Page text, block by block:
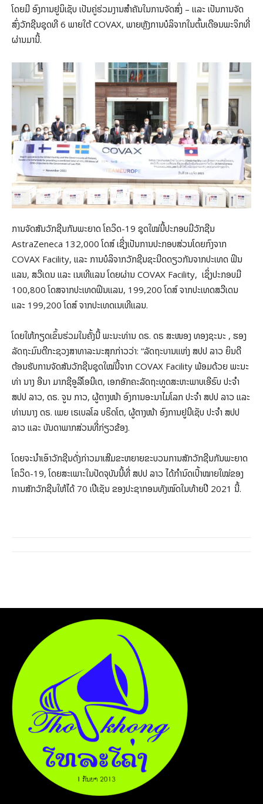
ໂດຍມີ ອົງການຢູນິເຊັບ ເປັນຄູ່ຮ່ວມງານສຳຄັນໃນການຈັດສົ່ງ – ເເລະ ເປັນການຈັດ
ສົ່ງວັກຊີນຊຸດທີ 6 ພາຍໃຕ້ COVAX, ພາຍຫຼັງການບໍລິຈາກໃນຕົ້ນເດືອນພະຈິກທີ່
ຜ່ານມານີ້.
ການຈັດສັນວັກຊີນກັນພະຍາດ ໂຄວິດ-19 ຊຸດໃໝ່ນີ້​ປະກອບມີ​​ວັກຊີນ
AstraZeneca 132,000 ໂດສ໌ ເຊີ່ງເປັນການປະກອບສ່ວນໂດຍກົງຈາກ
COVAX Facility, ແລະ ການບໍລິຈາກວັກຊີນຊະນີດດຽວກັນຈາກປະເທດ ຟິນ
ແລນ, ສວີເດນ ແລະ ເນເທີແລນ ໂດຍຜ່ານ COVAX Facility, ເຊິ່ງປະກອບມີ
100,800 ໂດສຈາກ​ປະເທດຟິນແລນ, 199,200 ໂດ​ສ໌ ​ຈາກປະເທດສວີເດນ
ແລະ 199,200 ໂດ​ສ໌ ຈາກປະເທດເນເທີແລນ.
ໂດຍໃຫ້ກຽດເຂົ້ນຮ່ວມໃນຄັ້ງນີ້ ພະນະທ່ານ​ ດຣ. ດຣ ສະໜອງ ທອງຊະນະ , ຮອງ
ລັດຖະມົນຕີກະຊວງສາທາລະນະສຸກກ່າວວ່າ: “ລັດຖະບານແຫ່ງ ສປປ ລາວ ຍິນດີ
ຕ້ອນຮັບການຈັດສັນວັກຊີນຊຸດໃໝ່ນີ້ຈາກ COVAX Facility ພ້ອມດ້ວຍ ພະ​ນະ
ທ່າ ນາງ​ ອີນາ ມາກຊີອູລີໂອນີເຕ,​ ເອກອັກຄະລັດຖະທູດສະຫະພາບເອີຣົບ ປະຈຳ
ສປປ ລາວ, ດຣ. ຈູນ ກາວ​, ​ຜູ້ຕາງໜ້າ ອົງການອະນາໄມໂລກ ປະຈໍາ ສປປ ລາວ ແລະ
ທ່ານນາງ ດຣ. ເພຍ ເຣເບລໂລ ບຣິດໂຕ, ຜູ້ຕາງໜ້າ ອົງການຢູນີເຊັບ ປະຈຳ ສປປ
ລາວ ແລະ ບັນດາພາກສ່ວນທີ່ກ່ຽວຂ້ອງ.
ໂດຍຈະນຳເອົາວັກຊີນດັ່ງກ່າວມາເສີມຂະຫຍາຍຂະບວນການ​ສັກ​ວັກຊີນ​ກັນພະຍາດ
ໂຄວິດ-19, ໂດຍສະເພາະໃນປັດຈຸບັນນີ້ທີ່ ສປປ ລາວ ໄດ້ກໍານົດເປົ້າໝາຍ​ໃໝ່​ຂອງ
ການສັກ​ວັກຊີນໃຫ້ໄດ້ 70 ເປີເຊັນ ຂອງປະຊາກອນທັງໝົດ​ໃນທ້າຍປີ 2021 ນີ້.